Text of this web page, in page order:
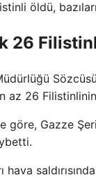
öldü,
26
az 26
göre, Gazze